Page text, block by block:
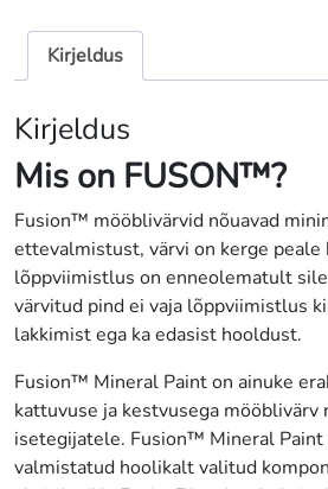
kogus
Kirjeldus
Kirjeldus
Mis on FUSON™?
Fusion™ mööblivärvid nõuavad
ettevalmistust, värvi on kerge peale
lõppviimistlus on enneolematult
värvitud pind ei vaja lõppviimistlus
lakkimist ega ka edasist hooldust.
Fusion™ Mineral Paint on ainuke
kattuvuse ja kestvusega mööblivärv
isetegijatele. Fusion™ Mineral Paint
valmistatud hoolikalt valitud